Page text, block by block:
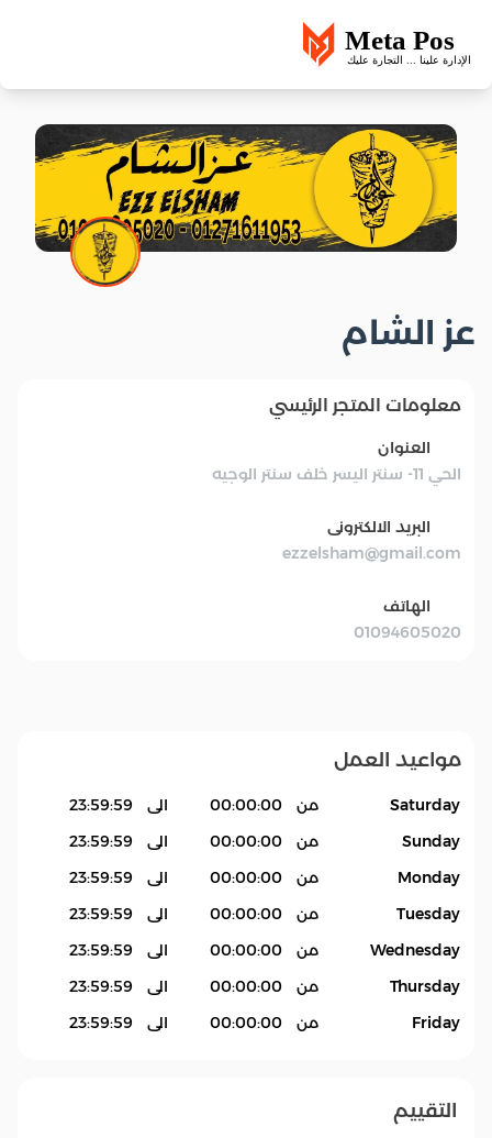
عز الشام
معلومات المتجر الرئيسي
العنوان
الحي 11- سنتر اليسر خلف سنتر الوجيه
البريد الالكترونى
ezzelsham@gmail.com
الهاتف
01094605020
مواعيد العمل
Saturday من 00:00:00 الى
23:59:59
Sunday
من 00:00:00 الى
23:59:59
Monday
من 00:00:00 الى
23:59:59
Tuesday
من 00:00:00 الى
23:59:59
Wednesday
من 00:00:00 الى
23:59:59
Thursday
من 00:00:00 الى
23:59:59
Friday
من 00:00:00 الى 23:59:59
التقييم